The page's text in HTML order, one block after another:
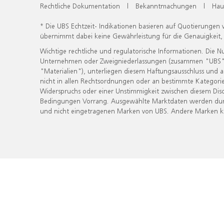
Rechtliche Dokumentation | Bekanntmachungen |
* Die UBS Echtzeit- Indikationen basieren auf
übernimmt dabei keine Gewährleistung für die
Wichtige rechtliche und regulatorische Informationen. Die
Unternehmen oder Zweigniederlassungen (zusammen
"Materialien"), unterliegen diesem Haftungsausschluss
nicht in allen Rechtsordnungen oder an bestimmte
Widerspruchs oder einer Unstimmigkeit zwischen diesem
Bedingungen Vorrang. Ausgewählte Marktdaten werden
und nicht eingetragenen Marken von UBS. Andere Marken